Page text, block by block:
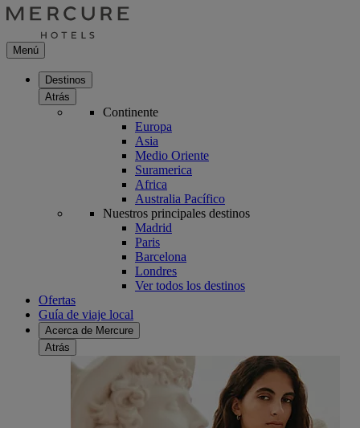
Menú
Destinos
Atrás
Continente
Europa
Asia
Medio Oriente
Suramerica
Africa
Australia Pacífico
Nuestros principales destinos
Madrid
Paris
Barcelona
Londres
Ver todos los destinos
Ofertas
Guía de viaje local
Acerca de Mercure
Atrás